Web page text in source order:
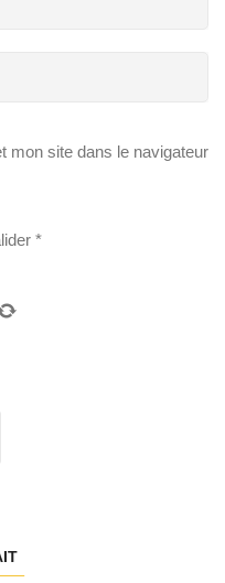
mon site dans le navigateur
*